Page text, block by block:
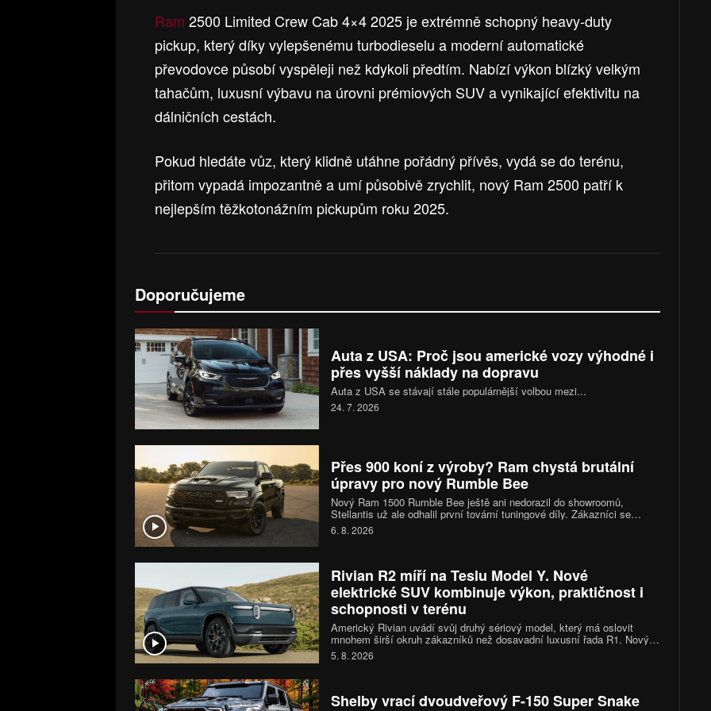
Ram 2500 Limited Crew Cab 4×4 2025 je extrémně schopný heavy-duty
pickup, který díky vylepšenému turbodieselu a moderní automatické
převodovce působí vyspěleji než kdykoli předtím. Nabízí výkon blízký velkým
tahačům, luxusní výbavu na úrovni prémiových SUV a vynikající efektivitu na
dálničních cestách.
Pokud hledáte vůz, který klidně utáhne pořádný přívěs, vydá se do terénu,
přitom vypadá impozantně a umí působivě zrychlit, nový Ram 2500 patří k
nejlepším těžkotonážním pickupům roku 2025.
Doporučujeme
Auta z USA: Proč jsou americké vozy výhodné i
přes vyšší náklady na dopravu
Auta z USA se stávají stále populárnější volbou mezi...
24. 7. 2026
Přes 900 koní z výroby? Ram chystá brutální
úpravy pro nový Rumble Bee
Nový Ram 1500 Rumble Bee ještě ani nedorazil do showroomů,
Stellantis už ale odhalil první tovární tuningové díly. Zákazníci se
mohou těšit na kompresorové kity, sportovní podvozky i nové výfukové
systémy. Vrcholná verze SRT se díky nim dostane přes hranici 900
6. 8. 2026
Rivian R2 míří na Teslu Model Y. Nové
elektrické SUV kombinuje výkon, praktičnost i
schopnosti v terénu
Americký Rivian uvádí svůj druhý sériový model, který má oslovit
mnohem širší okruh zákazníků než dosavadní luxusní řada R1. Nový
Rivian R2 přináší kompaktnější rozměry, výkon 656 koní, dojezd až
530 kilometrů a ambice stát se jedním z nejzajímavějších elektrických
5. 8. 2026
Shelby vrací dvoudveřový F-150 Super Snake